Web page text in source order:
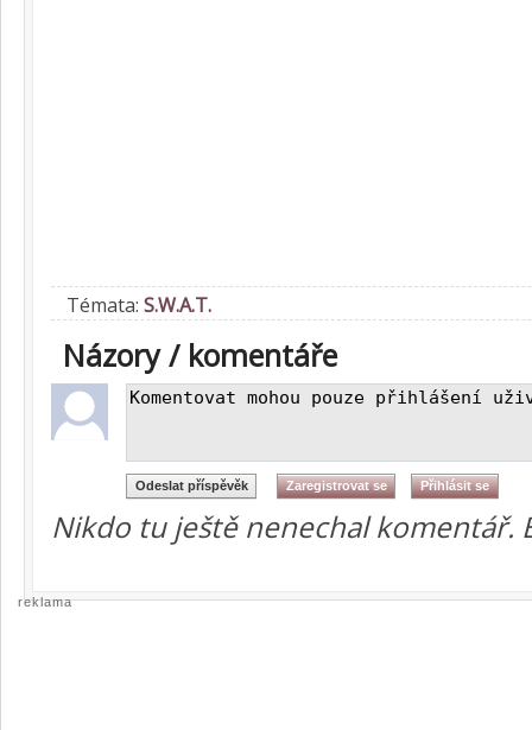
Témata: S.W.A.T.
Názory / komentáře
Nikdo tu ještě nenechal komentář.
reklama